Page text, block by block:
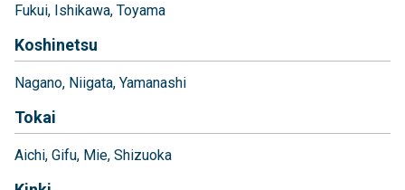
Fukui Ishikawa Toyama
Koshinetsu
Nagano Niigata Yamanashi
Tokai
Aichi Gifu Mie Shizuoka